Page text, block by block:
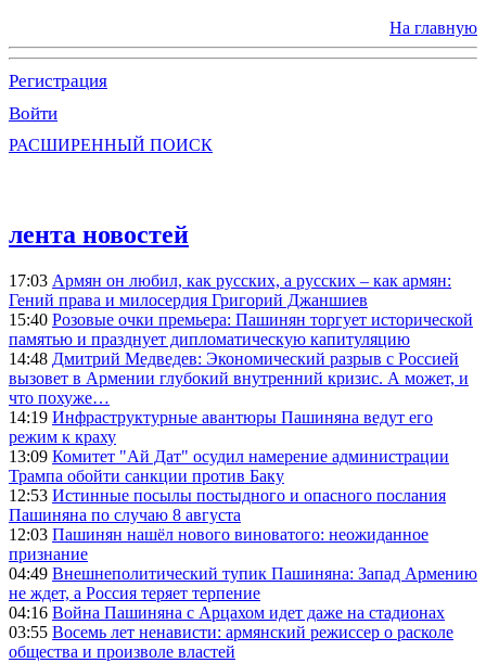
На главную
Регистрация
Войти
РАСШИРЕННЫЙ ПОИСК
лента новостей
17:03 Армян он любил, как русских, а русских – как армян:
Гений права и милосердия Григорий Джаншиев
15:40 Розовые очки премьера: Пашинян торгует исторической
памятью и празднует дипломатическую капитуляцию
14:48 Дмитрий Медведев: Экономический разрыв с Россией
вызовет в Армении глубокий внутренний кризис. А может, и
что похуже…
14:19 Инфраструктурные авантюры Пашиняна ведут его
режим к краху
13:09 Комитет "Ай Дат" осудил намерение администрации
Трампа обойти санкции против Баку
12:53 Истинные посылы постыдного и опасного послания
Пашиняна по случаю 8 августа
12:03 Пашинян нашёл нового виноватого: неожиданное
признание
04:49 Внешнеполитический тупик Пашиняна: Запад Армению
не ждет, а Россия теряет терпение
04:16 Война Пашиняна с Арцахом идет даже на стадионах
03:55 Восемь лет ненависти: армянский режиссер о расколе
общества и произволе властей